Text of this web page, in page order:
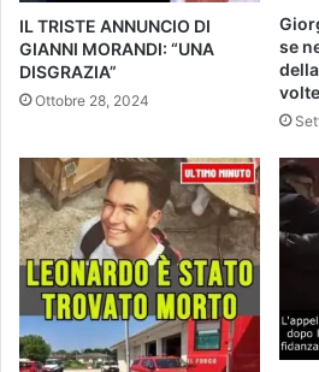
IL TRISTE ANNUNCIO DI
GIANNI MORANDI: “UNA
DISGRAZIA”
Ottobre 28, 2024
se
volte